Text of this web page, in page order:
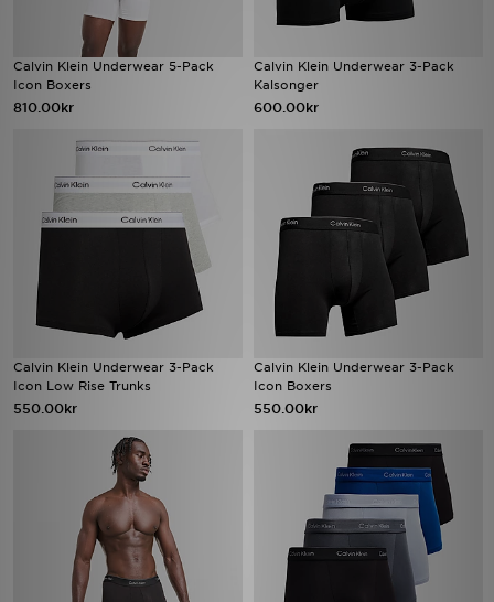
Calvin Klein Underwear 5-Pack
Icon Boxers
810.00kr
Calvin Klein Underwear 3-Pack
Kalsonger
600.00kr
Calvin Klein Underwear 3-Pack
Icon Low Rise Trunks
550.00kr
Calvin Klein Underwear 3-Pack
Icon Boxers
550.00kr